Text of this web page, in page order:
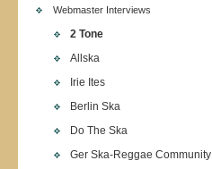
Webmaster Interviews
2 Tone
Allska
Irie Ites
Berlin Ska
Do The Ska
Ger Ska-Reggae Community